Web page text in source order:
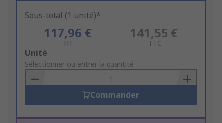
Sous-total (1 unité)*
117,96 €
HT
141,55 €
TTC
Add
to
Basket
Unité
Sélectionner ou entrer la quantité
Commander